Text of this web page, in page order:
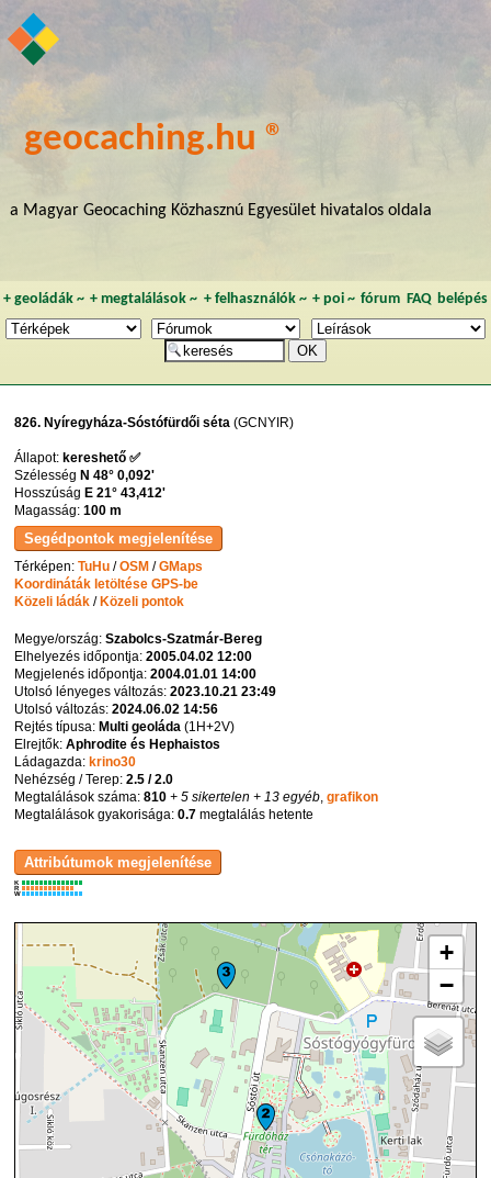
geocaching.hu ®
a Magyar Geocaching Közhasznú Egyesület hivatalos oldala
+ geoládák~ +megtalálások ~ + felhasználók~ + poi~ fórum FAQ belépés
826. Nyíregyháza-Sóstófürdői séta (GCNYIR)
Állapot:kereshető ✅
SzélességN 48° 0,092'
HosszúságE 21° 43,412'
Magasság:100 m
Térképen:TuHu /OSM /GMaps
Koordináták letöltése GPS-be
Közeli ládák / Közeli pontok
Megye/ország:Szabolcs-Szatmár-Bereg
Elhelyezés időpontja:2005.04.02 12:00
Megjelenés időpontja:2004.01.01 14:00
Utolsó lényeges változás:2023.10.21 23:49
Utolsó változás:2024.06.02 14:56
Rejtés típusa: Multi geoláda (1H+2V)
Elrejtők:Aphrodite és Hephaistos
Ládagazda: krino30
Nehézség / Terep:2.5 / 2.0
Megtalálások száma:810 + 5 sikertelen + 13 egyéb,grafikon
Megtalálások gyakorisága:0.7 megtalálás hetente
K
R
W
+
−